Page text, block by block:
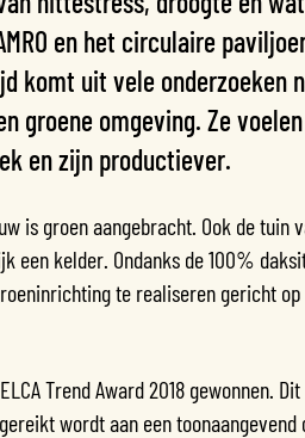
en het circulaire
komt uit vele onderzoeken
groene omgeving. Ze
en zijn productiever.
is groen aangebracht. Ook de tuin
een kelder. Ondanks de 100%
te realiseren gericht
ELCA Trend Award 2018 gewonnen.
wordt aan een toonaangevend